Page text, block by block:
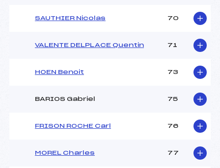
SAUTHIER Nicolas 70
VALENTE DELPLACE Quentin 71
HOEN Benoit 73
BARIOS Gabriel 75
FRISON ROCHE Carl 76
MOREL Charles 77